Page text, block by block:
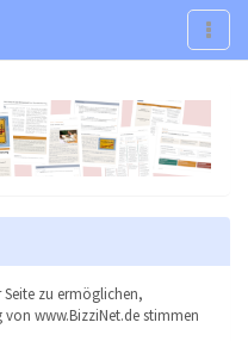
Seite zu ermöglichen,
www.BizziNet.de stimmen